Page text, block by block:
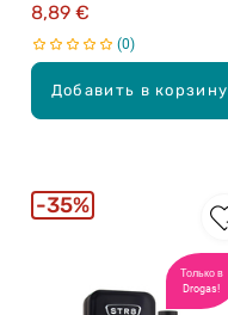
Добавить в корзину
8,89 €
0
Только в
Drogas!
35%